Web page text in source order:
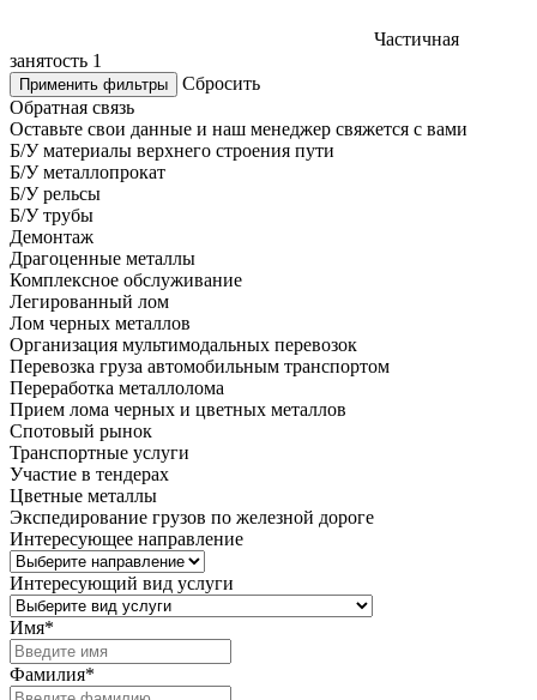
Частичная
занятость 1
Применить фильтры
Сбросить
Обратная связь
Оставьте свои данные и наш менеджер свяжется с вами
Б/У материалы верхнего строения пути
Б/У металлопрокат
Б/У рельсы
Б/У трубы
Демонтаж
Драгоценные металлы
Комплексное обслуживание
Легированный лом
Лом черных металлов
Организация мультимодальных перевозок
Перевозка груза автомобильным транспортом
Переработка металлолома
Прием лома черных и цветных металлов
Спотовый рынок
Транспортные услуги
Участие в тендерах
Цветные металлы
Экспедирование грузов по железной дороге
Интересующее направление
Интересующий вид услуги
Имя*
Фамилия*